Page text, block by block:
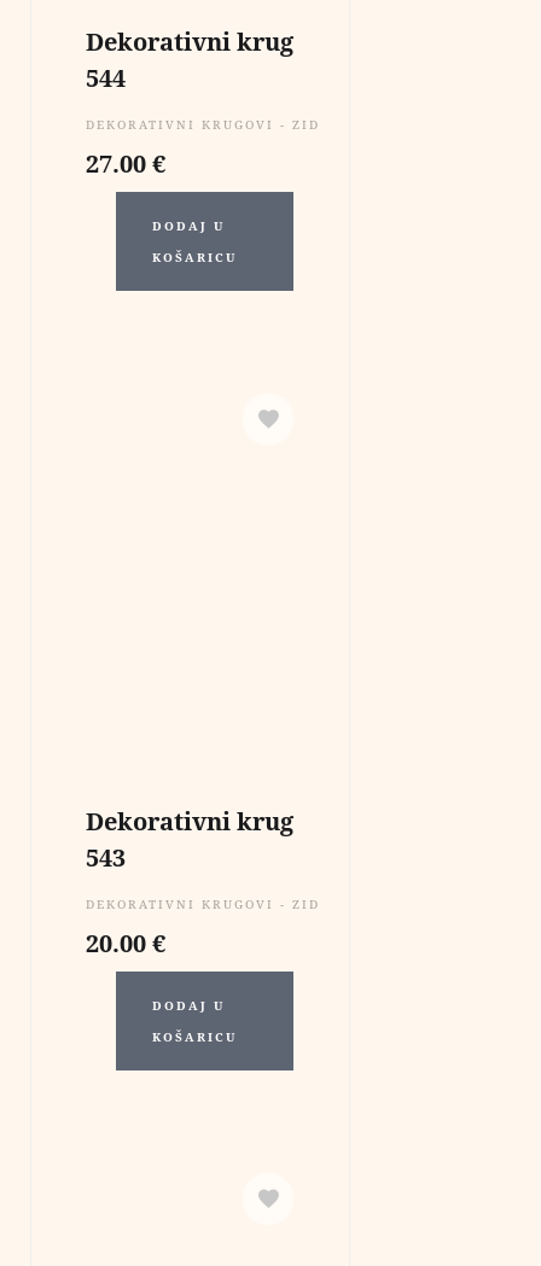
Dekorativni krug
544
DEKORATIVNI KRUGOVI - ZIDNE DEKORACIJE
€
27.00
DODAJ U
KOŠARICU
Dekorativni krug
543
DEKORATIVNI KRUGOVI - ZIDNE DEKORACIJE
€
20.00
DODAJ U
KOŠARICU